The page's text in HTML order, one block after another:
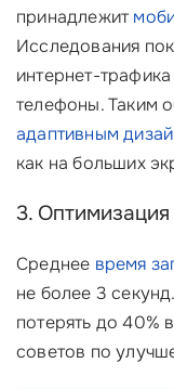
принадлежит
Исследования
интернет-
телефоны. Таким
адаптивным
как на больших
3. Оптимизация
Среднее время
не более 3
потерять до 40%
советов по